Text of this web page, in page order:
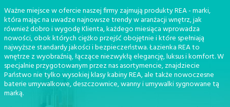
Ważne miejsce w ofercie naszej firmy zajmują produkty REA - marki,
która mając na uwadze najnowsze trendy w aranżacji wnętrz, jak
również dobro i wygodę Klienta, każdego miesiąca wprowadza
nowości, obok których ciężko przejść obojętnie i które spełniają
najwyższe standardy jakości i bezpieczeństwa. Łazienka REA to
wnętrze z wyobraźnią, łączące niezwykłą elegancję, luksus i komfort. W
specjalnie przygotowanym przez nas asortymencie, znajdziecie
Państwo nie tylko wysokiej klasy kabiny REA, ale także nowoczesne
baterie umywalkowe, deszczownice, wanny i umywalki sygnowane tą
marką.